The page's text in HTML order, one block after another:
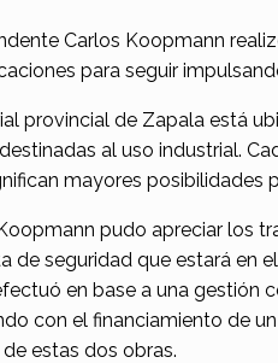
Carlos Koopmann
para seguir
provincial de Zapala está
al uso industrial.
mayores posibilidades
pudo apreciar los
de seguridad que estará en
en base a una gestión
con el financiamiento de
estas dos obras.